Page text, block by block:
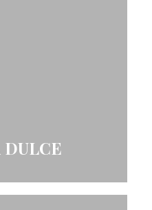
DULCE